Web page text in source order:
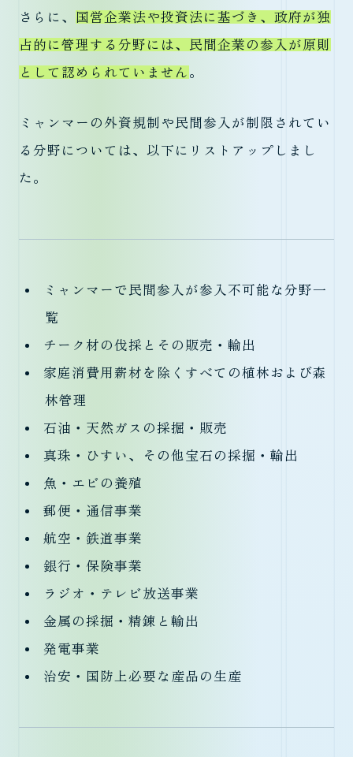
さらに、 国営企業法や投資法に基づき、政府が独
占的に管理する分野には、民間企業の参入が原則
として認められていません 。
ミャンマーの外資規制や民間参入が制限されてい
る分野については、以下にリストアップしまし
た。
ミャンマーで民間参入が参入不可能な分野一
覧
チーク材の伐採とその販売・輸出
家庭消費用薪材を除くすべての植林および森
林管理
石油・天然ガスの採掘・販売
真珠・ひすい、その他宝石の採掘・輸出
魚・エビの養殖
郵便・通信事業
航空・鉄道事業
銀行・保険事業
ラジオ・テレビ放送事業
金属の採掘・精錬と輸出
発電事業
治安・国防上必要な産品の生産